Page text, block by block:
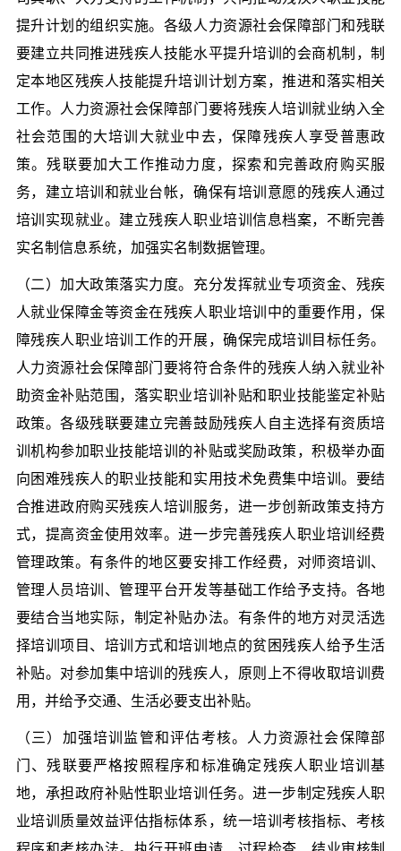
提升计划的组织实施。各级人力资源社会保障部门和残联
要建立共同推进残疾人技能水平提升培训的会商机制，制
定本地区残疾人技能提升培训计划方案，推进和落实相关
工作。人力资源社会保障部门要将残疾人培训就业纳入全
社会范围的大培训大就业中去，保障残疾人享受普惠政
策。残联要加大工作推动力度，探索和完善政府购买服
务，建立培训和就业台帐，确保有培训意愿的残疾人通过
培训实现就业。建立残疾人职业培训信息档案，不断完善
实名制信息系统，加强实名制数据管理。
（二）加大政策落实力度。充分发挥就业专项资金、残疾
人就业保障金等资金在残疾人职业培训中的重要作用，保
障残疾人职业培训工作的开展，确保完成培训目标任务。
人力资源社会保障部门要将符合条件的残疾人纳入就业补
助资金补贴范围，落实职业培训补贴和职业技能鉴定补贴
政策。各级残联要建立完善鼓励残疾人自主选择有资质培
训机构参加职业技能培训的补贴或奖励政策，积极举办面
向困难残疾人的职业技能和实用技术免费集中培训。要结
合推进政府购买残疾人培训服务，进一步创新政策支持方
式，提高资金使用效率。进一步完善残疾人职业培训经费
管理政策。有条件的地区要安排工作经费，对师资培训、
管理人员培训、管理平台开发等基础工作给予支持。各地
要结合当地实际，制定补贴办法。有条件的地方对灵活选
择培训项目、培训方式和培训地点的贫困残疾人给予生活
补贴。对参加集中培训的残疾人，原则上不得收取培训费
用，并给予交通、生活必要支出补贴。
（三）加强培训监管和评估考核。人力资源社会保障部
门、残联要严格按照程序和标准确定残疾人职业培训基
地，承担政府补贴性职业培训任务。进一步制定残疾人职
业培训质量效益评估指标体系，统一培训考核指标、考核